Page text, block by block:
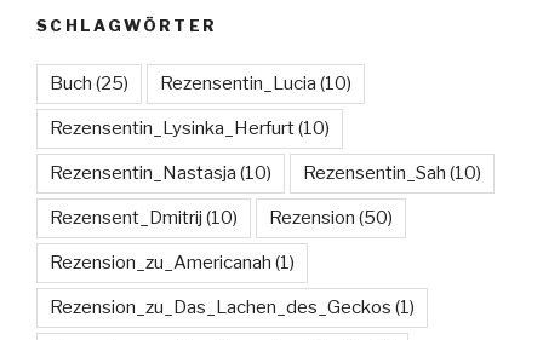
SCHLAGWÖRTER
Buch (25) Rezensentin_Lucia (10)
Rezensentin_Lysinka_Herfurt(10)
Rezensentin_Nastasja (10) Rezensentin_Sah (10)
Rezensent_Dmitrij (10) Rezension (50)
Rezension_zu_Americanah (1)
Rezension_zu_Das_Lachen_des_Geckos (1)